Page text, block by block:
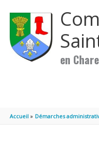
en
Accueil Démarches